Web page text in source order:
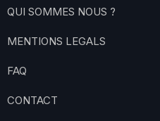
QUI SOMMES NOUS ?
MENTIONS LEGALS
FAQ
CONTACT